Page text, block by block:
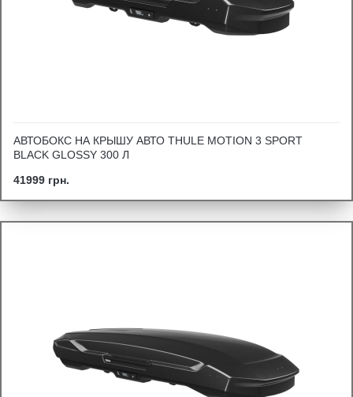
АВТОБОКС НА КРЫШУ АВТО THULE MOTION 3 SPORT
BLACK GLOSSY 300 Л
41999 грн.